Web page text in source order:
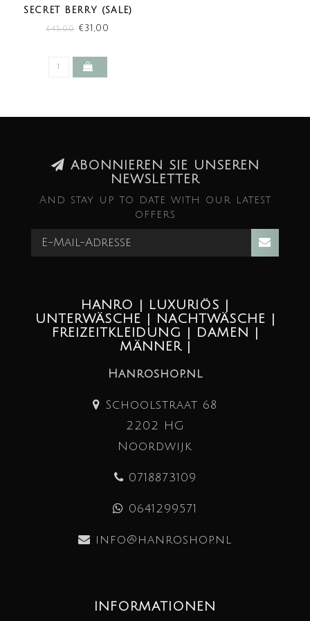
SECRET BERRY (SALE)
€45,00€31,00
ABONNIEREN SIE UNSEREN
NEWSLETTER
And stay up to date with our latest
offers
HANRO | LUXURIÖS |
UNTERWÄSCHE | NACHTWÄSCHE |
FREIZEITKLEIDUNG | DAMEN |
MÄNNER |
Hanroshop.nl
Schoolstraat 68
2202 HG
Noordwijk
0718873109
0641299571
info@hanroshop.nl
INFORMATIONEN